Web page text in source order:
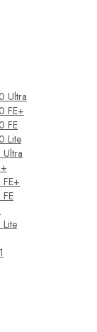
Ultra
FE+
FE
Lite
Ultra